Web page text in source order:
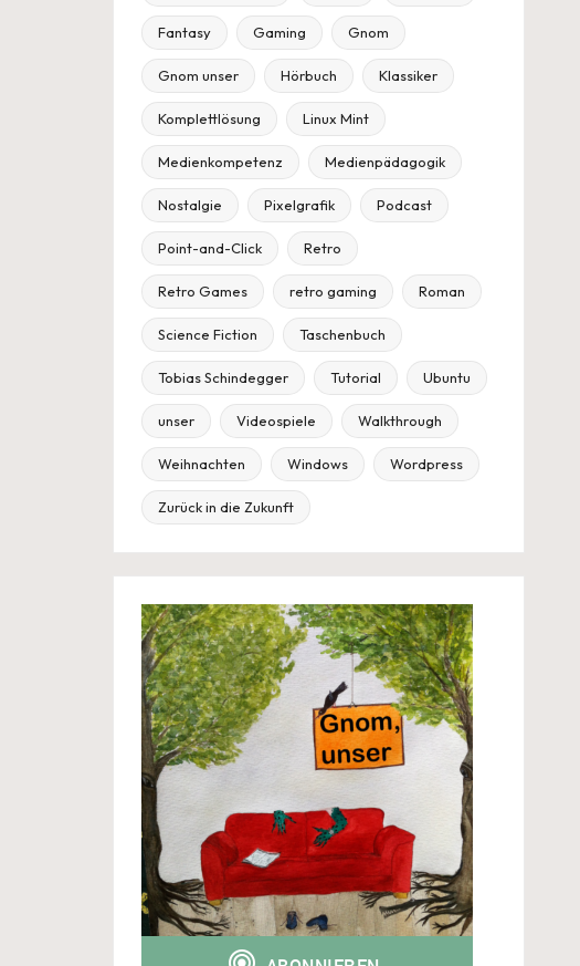
Fantasy Gaming Gnom
Gnom unser Hörbuch Klassiker
Komplettlösung Linux Mint
Medienkompetenz Medienpädagogik
Nostalgie Pixelgrafik Podcast
Point-and-Click Retro
Retro Games retro gaming Roman
Science Fiction Taschenbuch
Tobias Schindegger Tutorial Ubuntu
unser Videospiele Walkthrough
Weihnachten Windows Wordpress
Zurück in die Zukunft